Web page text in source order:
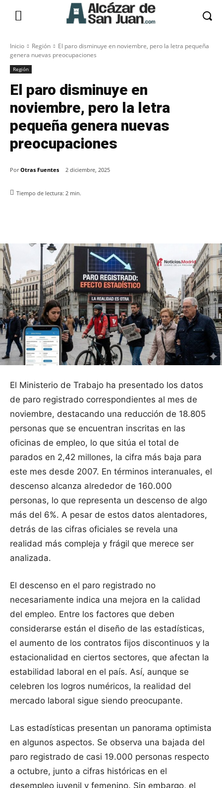
Inicio Región
El paro disminuye en noviembre, pero la letra pequeña
genera nuevas preocupaciones
Región
El paro disminuye en
noviembre, pero la letra
pequeña genera nuevas
preocupaciones
Por Otras Fuentes 2 diciembre, 2025
Tiempo de lectura: 2 min.
El Ministerio de Trabajo ha presentado los datos
de paro registrado correspondientes al mes de
noviembre, destacando una reducción de 18.805
personas que se encuentran inscritas en las
oficinas de empleo, lo que sitúa el total de
parados en 2,42 millones, la cifra más baja para
este mes desde 2007. En términos interanuales, el
descenso alcanza alrededor de 160.000
personas, lo que representa un descenso de algo
más del 6%. A pesar de estos datos alentadores,
detrás de las cifras oficiales se revela una
realidad más compleja y frágil que merece ser
analizada.
El descenso en el paro registrado no
necesariamente indica una mejora en la calidad
del empleo. Entre los factores que deben
considerarse están el diseño de las estadísticas,
el aumento de los contratos fijos discontinuos y la
estacionalidad en ciertos sectores, que afectan la
estabilidad laboral en el país. Así, aunque se
celebren los logros numéricos, la realidad del
mercado laboral sigue siendo preocupante.
Las estadísticas presentan un panorama optimista
en algunos aspectos. Se observa una bajada del
paro registrado de casi 19.000 personas respecto
a octubre, junto a cifras históricas en el
desempleo juvenil y femenino. Sin embargo, el